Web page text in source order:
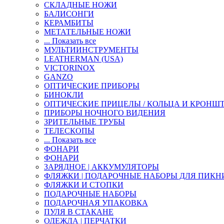
СКЛАДНЫЕ НОЖИ
БАЛИСОНГИ
КЕРАМБИТЫ
МЕТАТЕЛЬНЫЕ НОЖИ
... Показать все
МУЛЬТИИНСТРУМЕНТЫ
LEATHERMAN (USA)
VICTORINOX
GANZO
ОПТИЧЕСКИЕ ПРИБОРЫ
БИНОКЛИ
ОПТИЧЕСКИЕ ПРИЦЕЛЫ / КОЛЬЦА И
ПРИБОРЫ НОЧНОГО ВИДЕНИЯ
ЗРИТЕЛЬНЫЕ ТРУБЫ
ТЕЛЕСКОПЫ
... Показать все
ФОНАРИ
ФОНАРИ
ЗАРЯДНОЕ | АККУМУЛЯТОРЫ
ФЛЯЖКИ | ПОДАРОЧНЫЕ НАБОРЫ ДЛЯ
ФЛЯЖКИ И СТОПКИ
ПОДАРОЧНЫЕ НАБОРЫ
ПОДАРОЧНАЯ УПАКОВКА
ПУЛЯ В СТАКАНЕ
ОДЕЖДА | ПЕРЧАТКИ